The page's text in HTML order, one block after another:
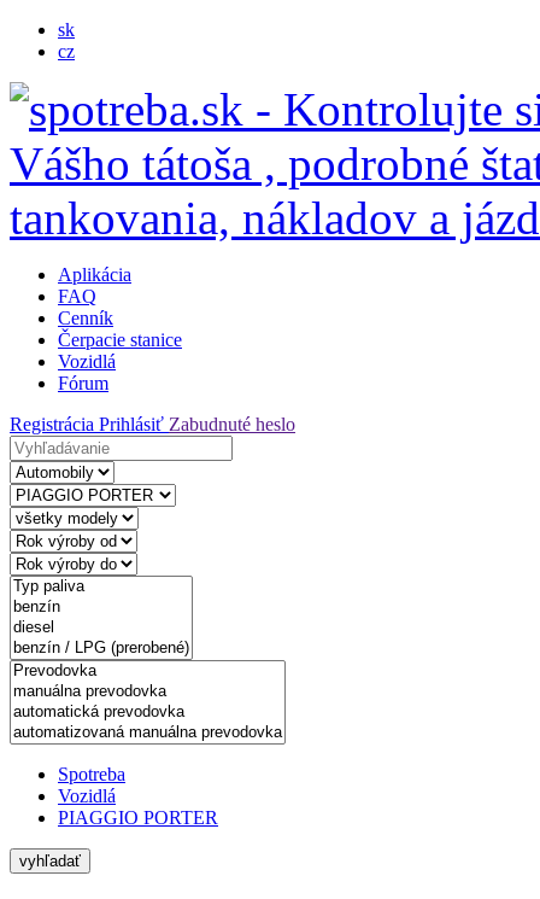
sk
cz
Aplikácia
FAQ
Cenník
Čerpacie stanice
Vozidlá
Fórum
Registrácia Prihlásiť Zabudnuté heslo
Spotreba
Vozidlá
PIAGGIO PORTER
vyhľadať